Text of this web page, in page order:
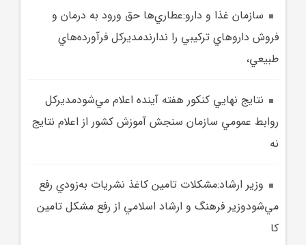
سازمان غذا و دارو:عطاري‌ها حق ورود به درمان و
فروش داروهاي ترکيبي را ندارندمديرکل فرآورده‌هاي
طبيعي،
نتايج نهايي کنکور هفته آينده اعلام مي‌شودمديرکل
روابط عمومي سازمان سنجش آموزش کشور از اعلام نتايج
نه
وزير ارشاد:مشکلات تامين کاغذ نشريات به‌زودي رفع
مي‌شودوزير فرهنگ و ارشاد اسلامي از رفع مشکل تامين
کا